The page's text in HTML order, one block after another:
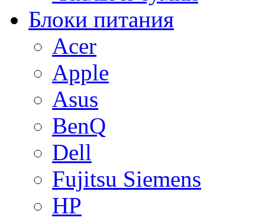
Блоки питания
Acer
Apple
Asus
BenQ
Dell
Fujitsu Siemens
HP